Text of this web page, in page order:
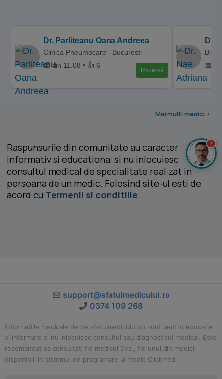
Dr. Parliteanu Oana Andreea
Clinica Pneumocare - Bucuresti
📅 din 11.08 • 👍 6
Rezervă
Dr.
Bio
📅
Mai multi medici >
Raspunsurile din comunitate au caracter
informativ si educational si nu inlocuiesc
consultul medical de specialitate realizat in
persoana de un medic. Folosind site-ul esti de
acord cu Termenii si conditiile.
support@sfatulmedicului.ro
0374 109 268
Informatiile medicale de pe sfatulmedicului.ro sunt pentru educatie
si informare si nu inlocuiesc consultul sau diagnosticul medical. Este
recomandat sa consultati fie medicul Dvs., fie unul din medicii
disponibili in sistemul de programare la medic Clickmed.
?